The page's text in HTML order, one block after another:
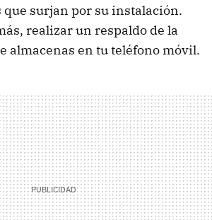
surjan por su instalación.
realizar un respaldo de la
almacenas en tu teléfono móvil.